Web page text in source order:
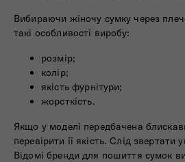
Вибираючи жіночу сумку через
такі особливості виробу:
розмір;
колір;
якість фурнітури;
жорсткість.
Якщо у моделі передбачена
перевірити її якість. Слід звертати
Відомі бренди для пошиття сумок